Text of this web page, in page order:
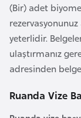
(Bir) adet
rezervasyonunuz
yeterlidir.
ulaştırmanız
adresinden
Ruanda Vize
B
u
r
k
n